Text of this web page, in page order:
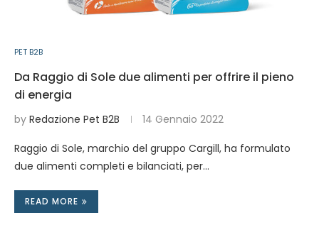
PET B2B
Da Raggio di Sole due alimenti per offrire il pieno
di energia
by Redazione Pet B2B 14 Gennaio 2022
Raggio di Sole, marchio del gruppo Cargill, ha formulato
due alimenti completi e bilanciati, per…
READ MORE